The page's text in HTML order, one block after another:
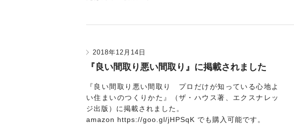
『良い間取り悪い間取り』に掲載されました
2018年12月14日
『良い間取り悪い間取り プロだけが知っている心地よ
い住まいのつくりかた』（ザ・ハウス著、エクスナレッ
ジ出版）に掲載されました。
amazon https://goo.gl/jHPSqK でも購入可能です。